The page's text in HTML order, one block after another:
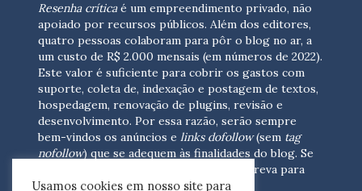
Resenha críticaé um empreendimento privado, não
apoiado por recursos públicos. Além dos editores,
quatro pessoas colaboram para pôr o blog no ar, a
um custo de R$ 2.000 mensais (em números de 2022).
Este valor é suficiente para cobrir os gastos com
suporte, coleta de, indexação e postagem de textos,
hospedagem, renovação de plugins, revisão e
desenvolvimento. Por essa razão, serão sempre
bem-vindos os anúncios e links dofollow(sem tag
nofollow) que se adequem às finalidades do blog. Se
escreva para
nós(contato@resenhacritica.com.br)
Usamos cookies em nosso site para